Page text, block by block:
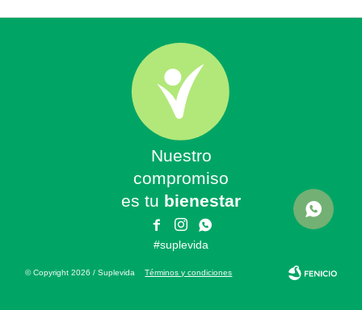
Nuestro
compromiso
es tu bienestar
 

#suplevida
© Copyright 2026 / SuplevidaTérminos y condiciones